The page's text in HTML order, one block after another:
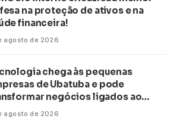
na proteção de ativos e na
financeira!
agosto de 2026
chega às pequenas
de Ubatuba e pode
negócios ligados ao
no litoral
agosto de 2026